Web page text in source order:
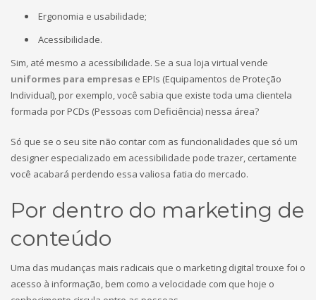
Ergonomia e usabilidade;
Acessibilidade.
Sim, até mesmo a acessibilidade. Se a sua loja virtual vende
uniformes para empresas e EPIs (Equipamentos de Proteção
Individual), por exemplo, você sabia que existe toda uma clientela
formada por PCDs (Pessoas com Deficiência) nessa área?
Só que se o seu site não contar com as funcionalidades que só um
designer especializado em acessibilidade pode trazer, certamente
você acabará perdendo essa valiosa fatia do mercado.
Por dentro do marketing de
conteúdo
Uma das mudanças mais radicais que o marketing digital trouxe foi o
acesso à informação, bem como a velocidade com que hoje o